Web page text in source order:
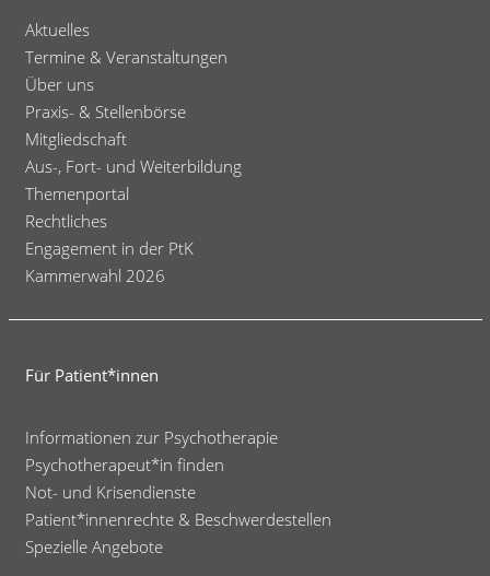
Aktuelles
Termine & Veranstaltungen
Über uns
Praxis- & Stellenbörse
Mitgliedschaft
Aus-, Fort- und Weiterbildung
Themenportal
Rechtliches
Engagement in der PtK
Kammerwahl 2026
Für Patient*innen
Informationen zur Psychotherapie
Psychotherapeut*in finden
Not- und Krisendienste
Patient*innenrechte & Beschwerdestellen
Spezielle Angebote